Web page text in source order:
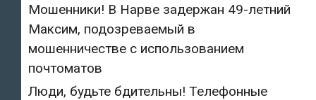
Мошенники! В Нарве задержан 49-летний
Максим, подозреваемый в
мошенничестве с использованием
почтоматов
Люди, будьте бдительны! Телефонные